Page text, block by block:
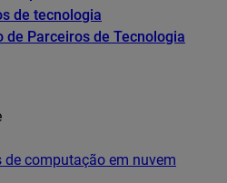
de tecnologia
de Parceiros de Tecnologia
de computação em nuvem